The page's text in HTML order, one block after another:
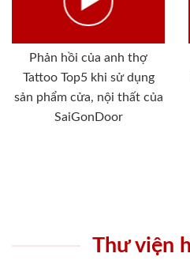
Phản hồi của anh thợ
Tattoo Top5 khi sử dụng
sản phẩm cửa, nội thất của
SaiGonDoor
Thư viện